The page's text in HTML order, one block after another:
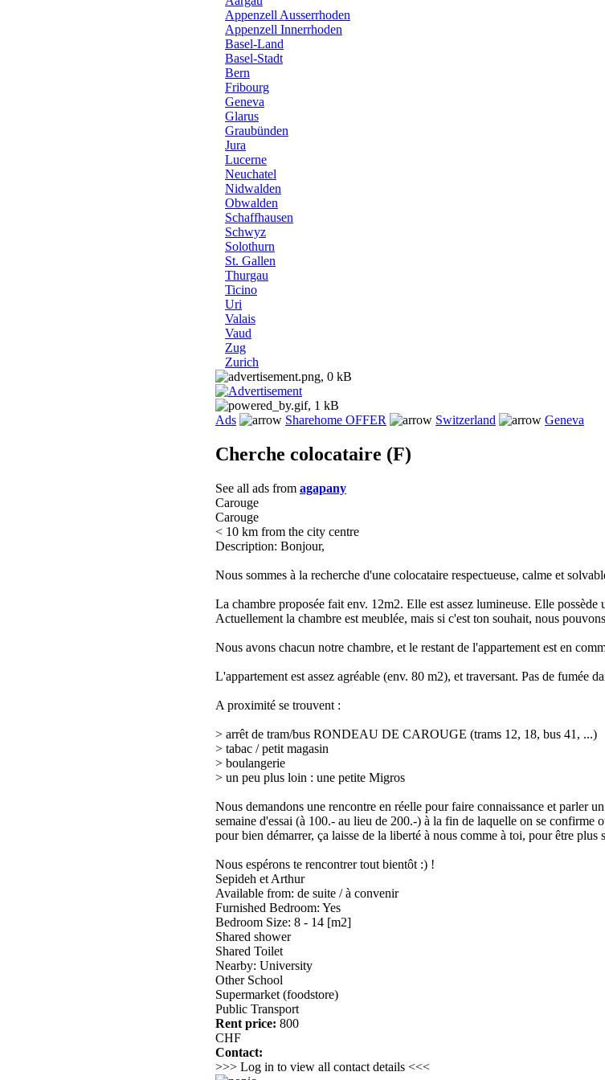
Appenzell Ausserrhoden
Appenzell Innerrhoden
Basel-Land
Basel-Stadt
Bern
Fribourg
Geneva
Glarus
Graubünden
Jura
Lucerne
Neuchatel
Nidwalden
Obwalden
Schaffhausen
Schwyz
Solothurn
St. Gallen
Thurgau
Ticino
Uri
Valais
Vaud
Zug
Zurich
Ads Sharehome OFFER Switzerland Geneva
Cherche colocataire (F)
See all ads from agapany
Carouge
Carouge
< 10 km from the city centre
Description: Bonjour,
Nous sommes à la recherche d'une colocataire respectueuse, calme et
La chambre proposée fait env. 12m2. Elle est assez lumineuse. Elle possède
Actuellement la chambre est meublée, mais si c'est ton souhait, nous
Nous avons chacun notre chambre, et le restant de l'appartement est en
L'appartement est assez agréable (env. 80 m2), et traversant. Pas de fumée
A proximité se trouvent :
> arrêt de tram/bus RONDEAU DE CAROUGE (trams 12, 18, bus 41, ...)
> tabac / petit magasin
> boulangerie
> un peu plus loin : une petite Migros
Nous demandons une rencontre en réelle pour faire connaissance et parler
semaine d'essai (à 100.- au lieu de 200.-) à la fin de laquelle on se confirme
pour bien démarrer, ça laisse de la liberté à nous comme à toi, pour être
Nous espérons te rencontrer tout bientôt :) !
Sepideh et Arthur
Available from: de suite / à convenir
Furnished Bedroom: Yes
Bedroom Size: 8 - 14 [m2]
Shared shower
Shared Toilet
Nearby: University
Other School
Supermarket (foodstore)
Public Transport
Rent price: 800
CHF
Contact:
>>> Log in to view all contact details <<<